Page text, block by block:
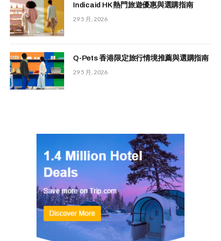
Indicaid HK 熱門旅遊優惠與選購指南
29 5 月, 2026
Q-Pets 香港限定旅行情境推薦與選購指南
29 5 月, 2026